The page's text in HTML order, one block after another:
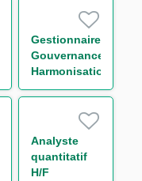
Gestionnaire
Gouvernance
Harmonisation
des
Surveillance
Monitoring
Analyste
quantitatif
H/F